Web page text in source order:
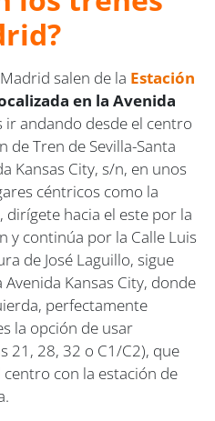
salen de la Estación
en la Avenida
ir andando desde el centro
de Tren de Sevilla-Santa
Kansas City, s/n, en unos
céntricos como la
dirígete hacia el este por la
y continúa por la Calle Luis
de José Laguillo, sigue
Kansas City, donde
perfectamente
la opción de usar
21, 28, 32 o C1/C2), que
con la estación de